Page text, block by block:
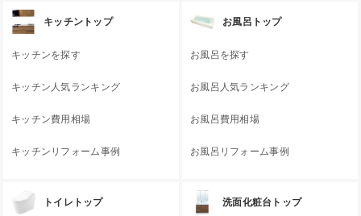
キッチントップ
キッチンを探す
キッチン人気ランキング
キッチン費用相場
キッチンリフォーム事例
お風呂トップ
お風呂を探す
お風呂人気ランキング
お風呂費用相場
お風呂リフォーム事例
トイレトップ 洗面化粧台トップ